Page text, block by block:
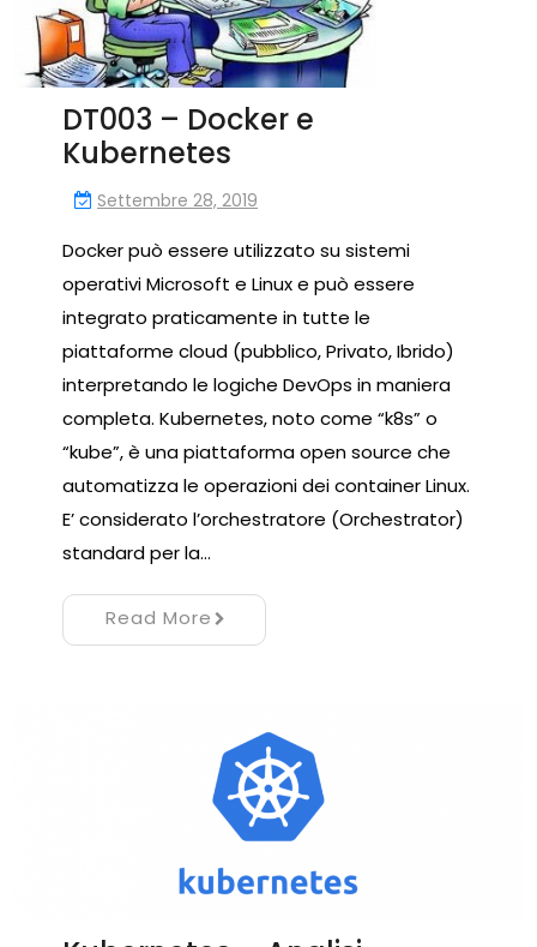
DT003 – Docker e
Kubernetes
Settembre 28, 2019
Docker può essere utilizzato su sistemi
operativi Microsoft e Linux e può essere
integrato praticamente in tutte le
piattaforme cloud (pubblico, Privato, Ibrido)
interpretando le logiche DevOps in maniera
completa. Kubernetes, noto come “k8s” o
“kube”, è una piattaforma open source che
automatizza le operazioni dei container Linux.
E’ considerato l’orchestratore (Orchestrator)
standard per la…
Read More